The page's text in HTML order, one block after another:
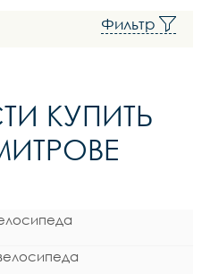
Фильтр
КУПИТЬ